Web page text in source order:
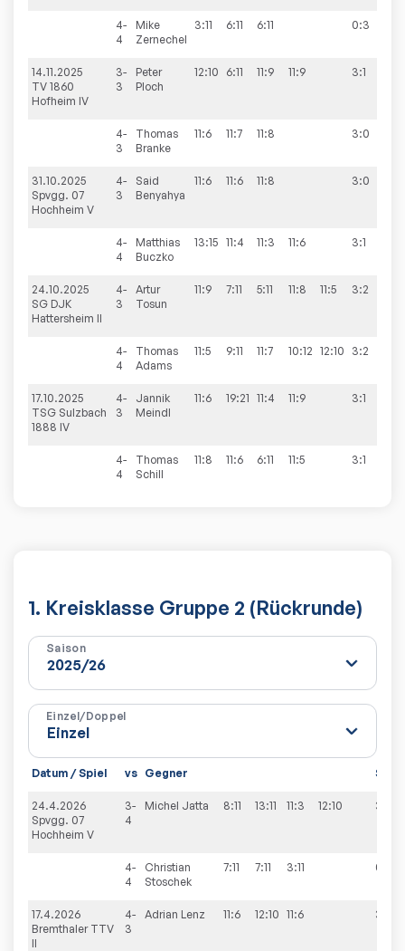
4-
4
Mike
Zernechel
3:11 6:11 6:11 0:3
14.11.2025
TV 1860
Hofheim IV
3-
3
Peter
Ploch
12:10 6:11 11:9 11:9 3:1
4-
3
Thomas
Branke
11:6 11:7 11:8 3:0
31.10.2025
Spvgg. 07
Hochheim V
4-
3
Said
Benyahya
11:6 11:6 11:8 3:0
4-
4
Matthias
Buczko
13:15 11:4 11:3 11:6 3:1
24.10.2025
SG DJK
Hattersheim II
4-
3
Artur
Tosun
11:9 7:11 5:11 11:8 11:5 3:2
4-
4
Thomas
Adams
11:5 9:11 11:7 10:12 12:10 3:2
17.10.2025
TSG Sulzbach
1888 IV
4-
3
Jannik
Meindl
11:6 19:21 11:4 11:9 3:1
4-
4
Thomas
Schill
11:8 11:6 6:11 11:5 3:1
1. Kreisklasse Gruppe 2 (Rückrunde)
Saison
Einzel/Doppel
Datum / Spiel vs Gegner
24.4.2026
Spvgg. 07
Hochheim V
3-
4
Michel Jatta 8:11 13:11 11:3 12:10 3:1
4-
4
Christian
Stoschek
7:11 7:11 3:11 0:3
17.4.2026
Bremthaler TTV
II
4-
3
Adrian Lenz 11:6 12:10 11:6 3:0